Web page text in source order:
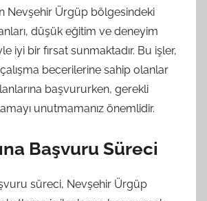
Nevşehir Ürgüp bölgesindeki
düşük eğitim ve deneyim
iyi bir fırsat sunmaktadır. Bu işler,
çalışma becerilerine sahip olanlar
başvururken, gerekli
unutmamanız önemlidir.
Başvuru Süreci
süreci, Nevşehir Ürgüp